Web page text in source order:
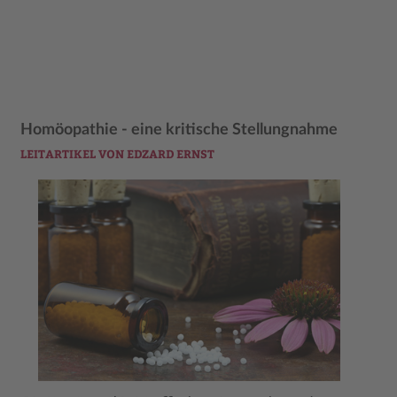
Homöopathie - eine kritische Stellungnahme
LEITARTIKEL VON EDZARD ERNST